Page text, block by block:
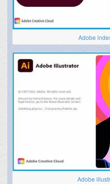
Adobe
Adobe